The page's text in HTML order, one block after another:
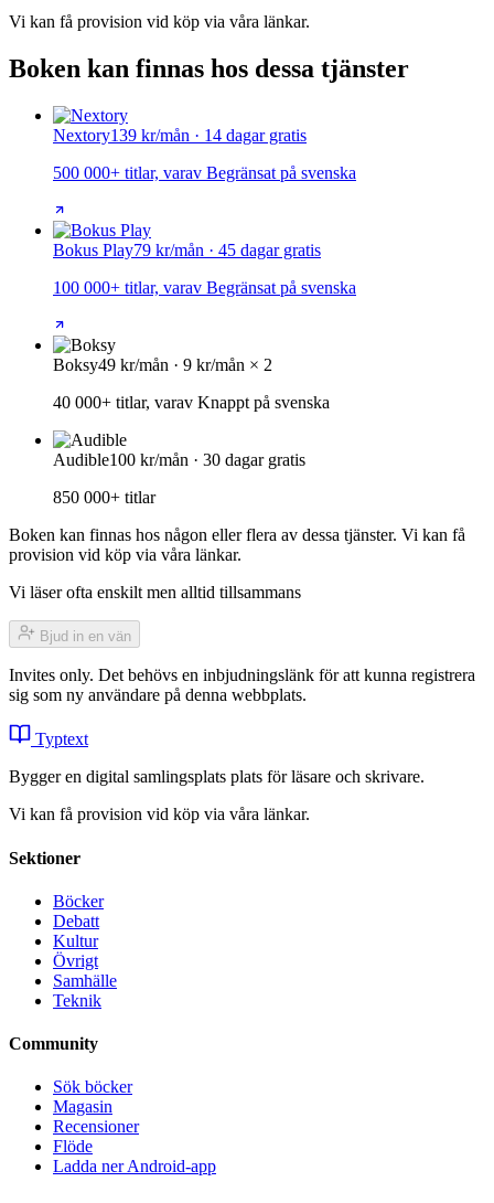
Vi kan få provision vid köp via våra länkar.
Boken kan finnas hos dessa tjänster
Nextory139 kr/mån · 14 dagar gratis
500 000+ titlar, varav Begränsat på svenska
Bokus Play79 kr/mån · 45 dagar gratis
100 000+ titlar, varav Begränsat på svenska
Boksy49 kr/mån · 9 kr/mån × 2
40 000+ titlar, varav Knappt på svenska
Audible100 kr/mån · 30 dagar gratis
850 000+ titlar
Boken kan finnas hos någon eller flera av dessa tjänster. Vi kan få
provision vid köp via våra länkar.
Vi läser ofta enskilt men alltid tillsammans
Bjud in en vän
Invites only. Det behövs en inbjudningslänk för att kunna registrera
sig som ny användare på denna webbplats.
Typtext
Bygger en digital samlingsplats plats för läsare och skrivare.
Vi kan få provision vid köp via våra länkar.
Sektioner
Böcker
Debatt
Kultur
Övrigt
Samhälle
Teknik
Community
Sök böcker
Magasin
Recensioner
Flöde
Ladda ner Android-app